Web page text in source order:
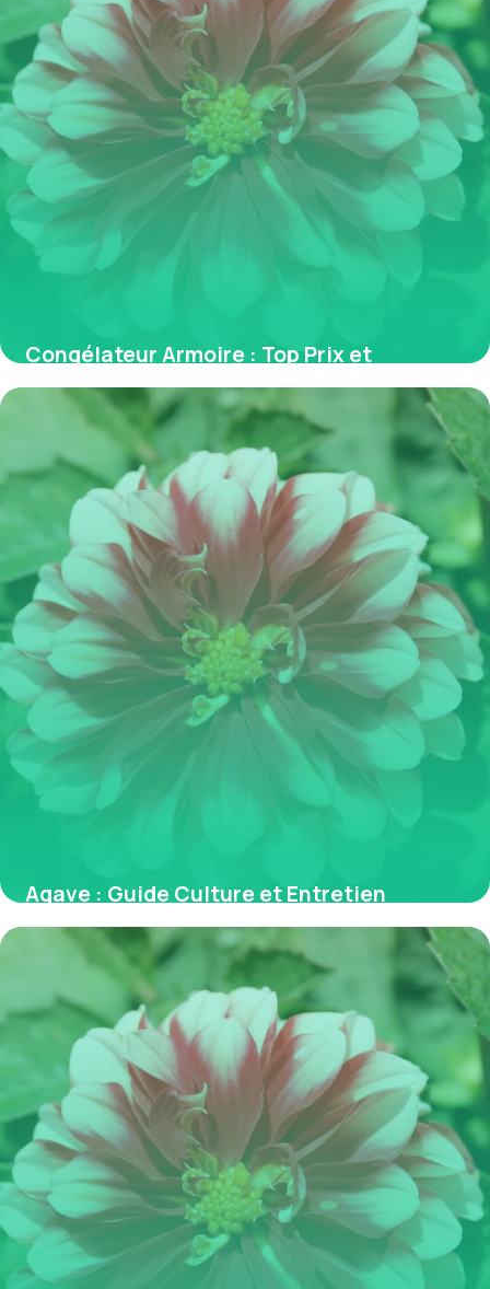
Congélateur Armoire : Top Prix et
Comparatif
31 mai 2026
Agave : Guide Culture et Entretien
Complet
30 mai 2026